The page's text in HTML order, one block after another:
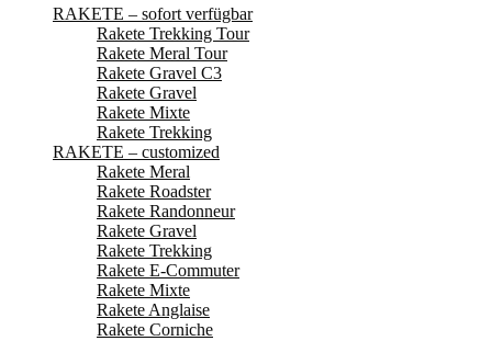
RAKETE – sofort verfügbar
Rakete Trekking Tour
Rakete Meral Tour
Rakete Gravel C3
Rakete Gravel
Rakete Mixte
Rakete Trekking
RAKETE – customized
Rakete Meral
Rakete Roadster
Rakete Randonneur
Rakete Gravel
Rakete Trekking
Rakete E-Commuter
Rakete Mixte
Rakete Anglaise
Rakete Corniche